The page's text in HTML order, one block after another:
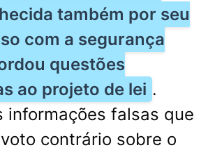
também por seu
com a segurança
questões
ao projeto de lei .
informações falsas que
contrário sobre o